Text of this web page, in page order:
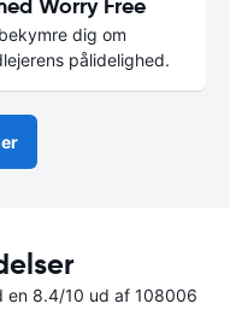
dig om
pålidelighed.
en 8.4/10 ud af 108006